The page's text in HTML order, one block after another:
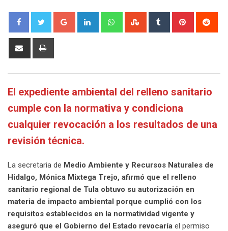
Google+ LinkedIn WhatsappStumbleUpon
Tumblr Pinterest
Share
El expediente ambiental del relleno sanitario
cumple con la normativa y condiciona
cualquier revocación a los resultados de una
revisión técnica.
La secretaria de Medio Ambiente y Recursos Naturales de
Hidalgo, Mónica Mixtega Trejo, afirmó que el relleno
sanitario regional de Tula obtuvo su autorización en
materia de impacto ambiental porque cumplió con los
requisitos establecidos en la normatividad vigente y
aseguró que el Gobierno del Estado revocaría el permiso